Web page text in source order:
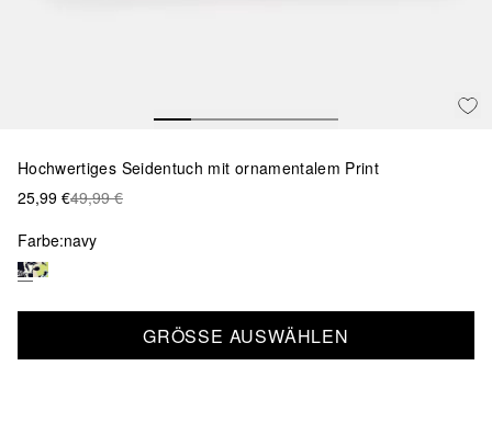
Hochwertiges Seidentuch mit ornamentalem Print
25,99 €49,99 €
Farbe:navy
GRÖSSE AUSWÄHLEN